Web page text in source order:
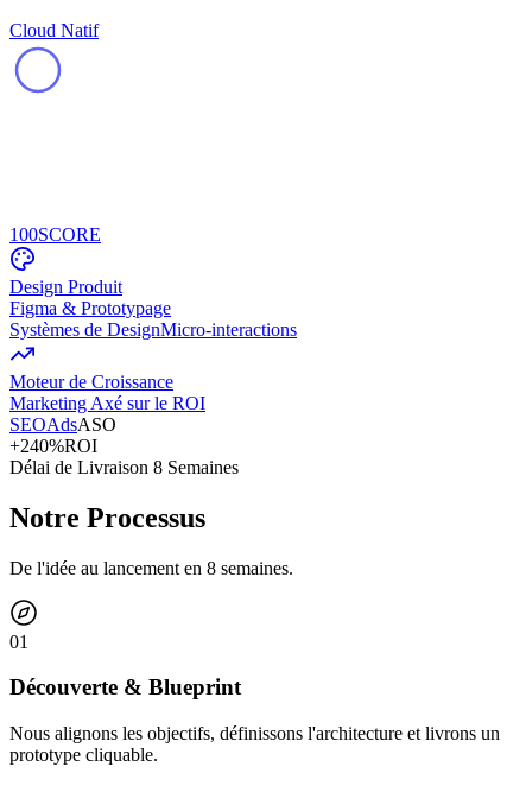
Cloud Natif
100SCORE
Design Produit
Figma & Prototypage
Systèmes de DesignMicro-interactions
Moteur de Croissance
Marketing Axé sur le ROI
SEOAdsASO
+240%ROI
Délai de Livraison 8 Semaines
Notre Processus
De l'idée au lancement en 8 semaines.
01
Découverte & Blueprint
Nous alignons les objectifs, définissons l'architecture et livrons un
prototype cliquable.